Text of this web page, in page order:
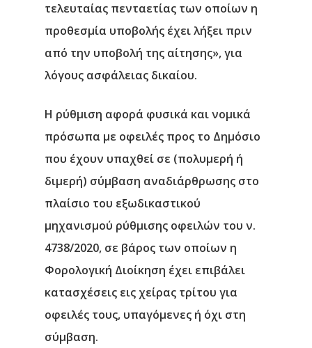
τελευταίας πενταετίας των οποίων η
προθεσμία υποβολής έχει λήξει πριν
από την υποβολή της αίτησης», για
λόγους ασφάλειας δικαίου.
Η ρύθμιση αφορά φυσικά και νομικά
πρόσωπα με οφειλές προς το Δημόσιο
που έχουν υπαχθεί σε (πολυμερή ή
διμερή) σύμβαση αναδιάρθρωσης στο
πλαίσιο του εξωδικαστικού
μηχανισμού ρύθμισης οφειλών του ν.
4738/2020, σε βάρος των οποίων η
Φορολογική Διοίκηση έχει επιβάλει
κατασχέσεις εις χείρας τρίτου για
οφειλές τους, υπαγόμενες ή όχι στη
σύμβαση.